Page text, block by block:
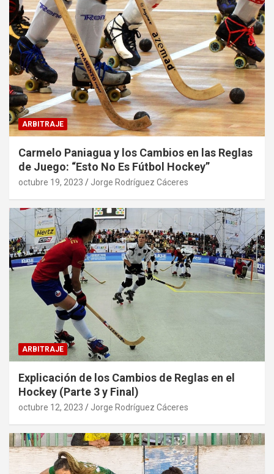
ARBITRAJE
Carmelo Paniagua y los Cambios en las Reglas
de Juego: “Esto No Es Fútbol Hockey”
octubre 19, 2023 Jorge Rodríguez Cáceres
ARBITRAJE
Explicación de los Cambios de Reglas en el
Hockey (Parte 3 y Final)
octubre 12, 2023 Jorge Rodríguez Cáceres